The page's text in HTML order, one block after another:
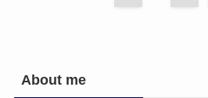
About me